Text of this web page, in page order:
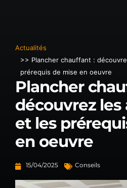
Actualités
>> Plancher chauffant :
prérequis de mise en oeuvre
Plancher
découvrez les
et les
en oeuvre
15/04/2025 Conseils